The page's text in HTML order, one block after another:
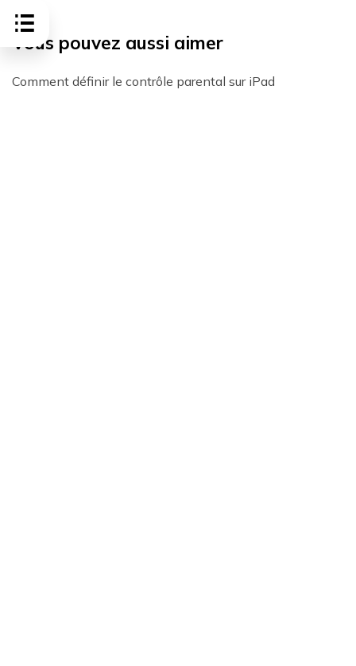
Vous pouvez aussi aimer
Comment définir le contrôle parental sur iPad